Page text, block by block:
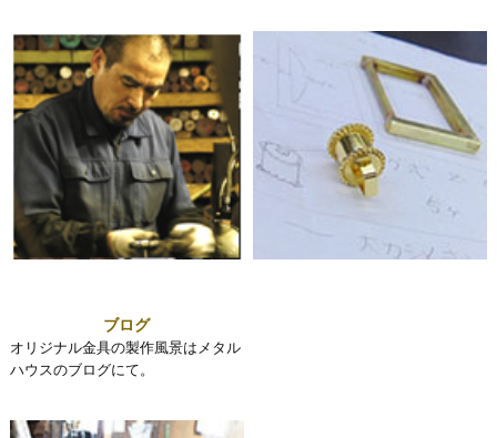
ブログ
オリジナル金具の製作風景はメタル
ハウスのブログにて。